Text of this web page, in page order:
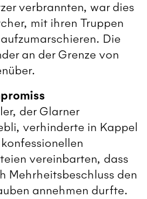
verbrannten, war dies
mit ihren Truppen
Die
an der Grenze von
der Glarner
verhinderte in Kappel
vereinbarten, dass
Mehrheitsbeschluss den
annehmen durfte.